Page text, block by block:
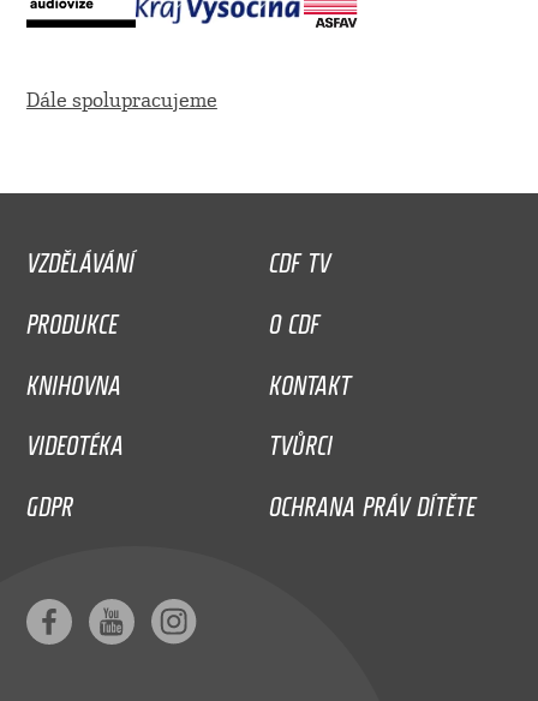
Dále spolupracujeme
VZDĚLÁVÁNÍ
CDF TV
PRODUKCE
O CDF
KNIHOVNA
KONTAKT
VIDEOTÉKA
TVŮRCI
GDPR
OCHRANA PRÁV DÍTĚTE